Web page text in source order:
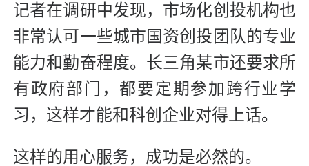
记者在调研中发现，市场化创投机构也
非常认可一些城市国资创投团队的专业
能力和勤奋程度。长三角某市还要求所
有政府部门，都要定期参加跨行业学
习，这样才能和科创企业对得上话。
这样的用心服务，成功是必然的。